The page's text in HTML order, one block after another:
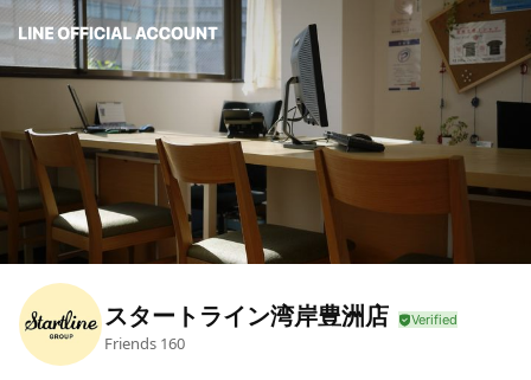
スタートライン湾岸豊洲店
Friends 160